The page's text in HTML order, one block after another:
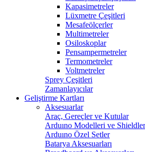
Kapasimetreler
Lüxmetre Çeşitleri
Mesafeölçerler
Multimetreler
Osiloskoplar
Pensampermetreler
Termometreler
Voltmetreler
Sprey Çeşitleri
Zamanlayıcılar
Geliştirme Kartları
Aksesuarlar
Araç, Gereçler ve Kutular
Arduıno Modelleri ve
Arduıno Özel Setler
Batarya Aksesuarları